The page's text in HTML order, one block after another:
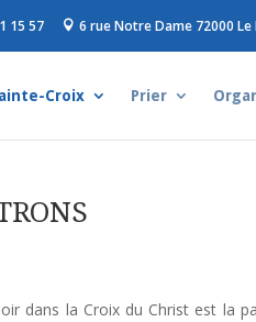
15 57 6 rue Notre Dame 72000 Le
Croix Prier
dans la Croix du Christ est la